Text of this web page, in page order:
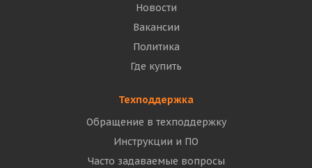
Новости
Вакансии
Политика
Где купить
Техподдержка
Обращение в техподдержку
Инструкции и ПО
Часто задаваемые вопросы